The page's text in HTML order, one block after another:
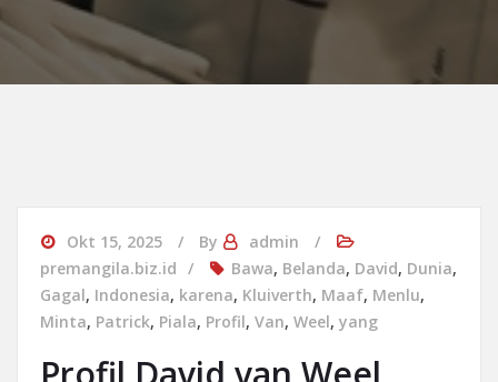
Okt 15, 2025 By
admin
premangila.biz.id
Bawa, Belanda, David, Dunia,
Gagal, Indonesia, karena, Kluiverth, Maaf, Menlu,
Minta, Patrick, Piala, Profil, Van, Weel, yang